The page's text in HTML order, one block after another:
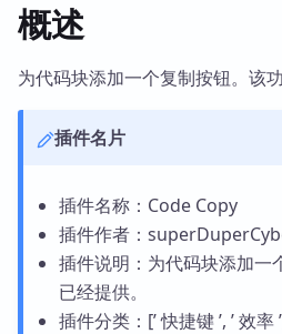
概述
为代码块添加一个复制按钮。该
插件名片
插件名称：Code Copy
插件作者：
插件说明：为代码块添加一
已经提供。
插件分类：[’ 快捷键 ’, ’ 效率